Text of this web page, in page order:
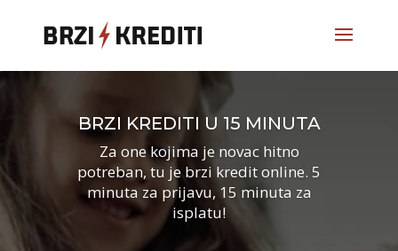
BRZI KREDITI U 15 MINUTA
Za one kojima je novac hitno
potreban, tu je brzi kredit online. 5
minuta za prijavu, 15 minuta za
isplatu!